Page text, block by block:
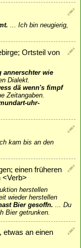
... Ich bin neugierig,
Ortsteil von
annerschter wie
Dialekt.
dä wenn's fimpf
Zeitangaben.
uhr-
kam bis an den
einen früheren
<Verb>
herstellen
wieder herstellen
Bier gesoffn. ... Du
Bier getrunken.
etwas an einen